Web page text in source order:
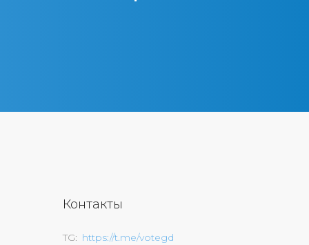
Контакты
TG https://t.me/votegd